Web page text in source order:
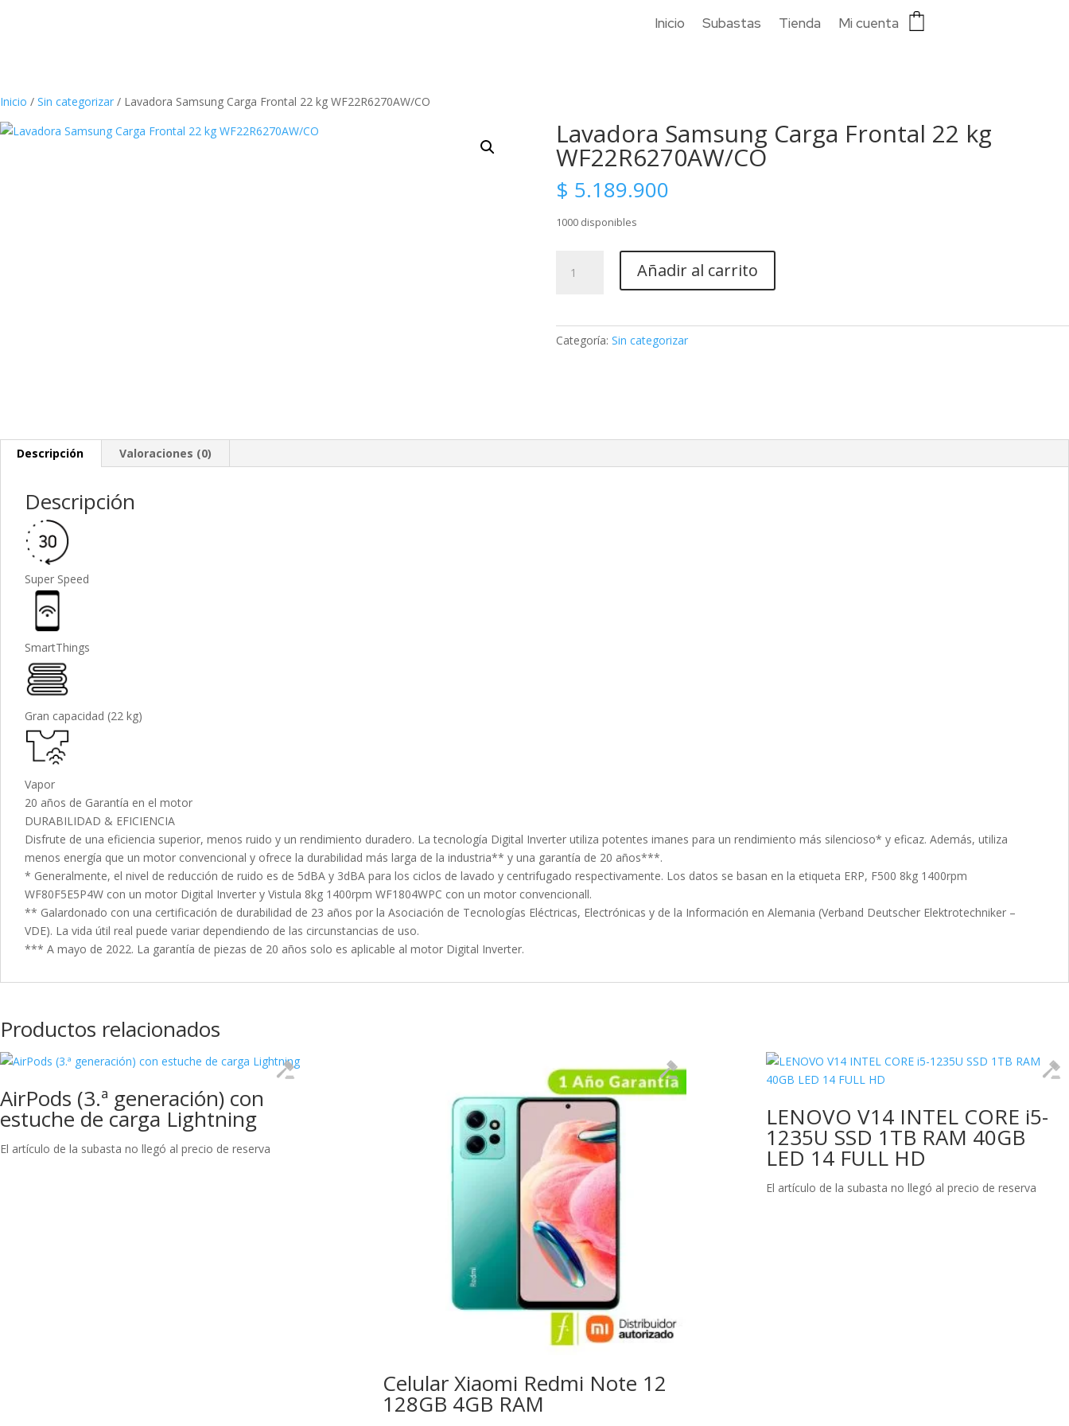
Inicio Subastas Tienda Mi cuenta
Inicio / Sin categorizar / Lavadora Samsung Carga Frontal 22 kg WF22R6270AW/CO
Lavadora Samsung Carga Frontal 22 kg
WF22R6270AW/CO
$ 5.189.900
1000 disponibles
Samsung
Añadir al carrito
Categoría: Sin categorizar
Descripción Valoraciones (0)
Descripción
Super Speed
SmartThings
Gran capacidad (22 kg)
Vapor
20 años de Garantía en el motor
DURABILIDAD & EFICIENCIA
Disfrute de una eficiencia superior, menos ruido y un rendimiento duradero. La tecnología Digital Inverter utiliza potentes imanes para un rendimiento más silencioso* y eficaz. Además, utiliza
menos energía que un motor convencional y ofrece la durabilidad más larga de la industria** y una garantía de 20 años***.
* Generalmente, el nivel de reducción de ruido es de 5dBA y 3dBA para los ciclos de lavado y centrifugado respectivamente. Los datos se basan en la etiqueta ERP, F500 8kg 1400rpm
WF80F5E5P4W con un motor Digital Inverter y Vistula 8kg 1400rpm WF1804WPC con un motor convencionall.
** Galardonado con una certificación de durabilidad de 23 años por la Asociación de Tecnologías Eléctricas, Electrónicas y de la Información en Alemania (Verband Deutscher Elektrotechniker –
VDE). La vida útil real puede variar dependiendo de las circunstancias de uso.
*** A mayo de 2022. La garantía de piezas de 20 años solo es aplicable al motor Digital Inverter.
Productos relacionados
AirPods (3.ª generación) con
estuche de carga Lightning
El artículo de la subasta no llegó al precio de reserva
Celular Xiaomi Redmi Note 12
128GB 4GB RAM
LENOVO V14 INTEL CORE i5-
1235U SSD 1TB RAM 40GB
LED 14 FULL HD
El artículo de la subasta no llegó al precio de reserva